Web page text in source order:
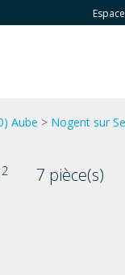
Aube > Nogent sur
2
7 pièce(s)